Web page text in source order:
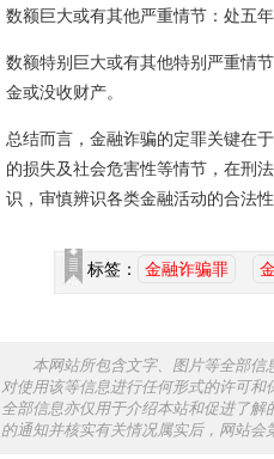
数额巨大或有其他严重情节：处五
数额特别巨大或有其他特别严重情
金或没收财产。
总结而言，金融诈骗的定罪关键在
的损失及社会危害性等情节，在刑
识，审慎辨识各类金融活动的合法性
标签： 金融诈骗罪
本网站所包含文字、图片等全部
对使用该等信息进行任何形式的许可
全部信息亦仅用于介绍本站和促进了
的通知并核实有关情况属实后，网站会